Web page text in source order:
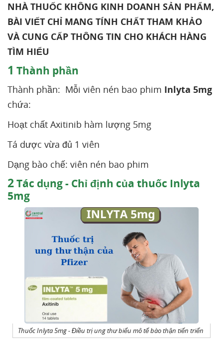
NHÀ THUỐC KHÔNG KINH DOANH SẢN PHẨM,
BÀI VIẾT CHỈ MANG TÍNH CHẤT THAM KHẢO
VÀ CUNG CẤP THÔNG TIN CHO KHÁCH HÀNG
TÌM HIỂU
1 Thành phần
Thành phần: Mỗi viên nén bao phim Inlyta 5mg
chứa:
Hoạt chất Axitinib hàm lượng 5mg
Tá dược vừa đủ 1 viên
Dạng bào chế: viên nén bao phim
2Tác dụng - Chỉ định của thuốc Inlyta
5mg
Thuốc Inlyta 5mg - Điều trị ung thư biểu mô tế bào thận tiến triển